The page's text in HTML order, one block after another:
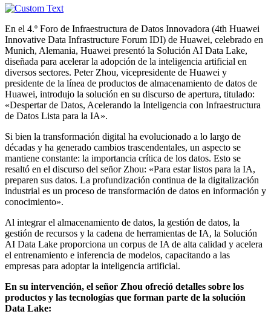
En el 4.º Foro de Infraestructura de Datos Innovadora (4th Huawei
Innovative Data Infrastructure Forum IDI) de Huawei, celebrado en
Munich, Alemania, Huawei presentó la Solución AI Data Lake,
diseñada para acelerar la adopción de la inteligencia artificial en
diversos sectores. Peter Zhou, vicepresidente de Huawei y
presidente de la línea de productos de almacenamiento de datos de
Huawei, introdujo la solución en su discurso de apertura, titulado:
«Despertar de Datos, Acelerando la Inteligencia con Infraestructura
de Datos Lista para la IA».
Si bien la transformación digital ha evolucionado a lo largo de
décadas y ha generado cambios trascendentales, un aspecto se
mantiene constante: la importancia crítica de los datos. Esto se
resaltó en el discurso del señor Zhou: «Para estar listos para la IA,
preparen sus datos. La profundización continua de la digitalización
industrial es un proceso de transformación de datos en información y
conocimiento».
Al integrar el almacenamiento de datos, la gestión de datos, la
gestión de recursos y la cadena de herramientas de IA, la Solución
AI Data Lake proporciona un corpus de IA de alta calidad y acelera
el entrenamiento e inferencia de modelos, capacitando a las
empresas para adoptar la inteligencia artificial.
En su intervención, el señor Zhou ofreció detalles sobre los
productos y las tecnologías que forman parte de la solución
Data Lake: